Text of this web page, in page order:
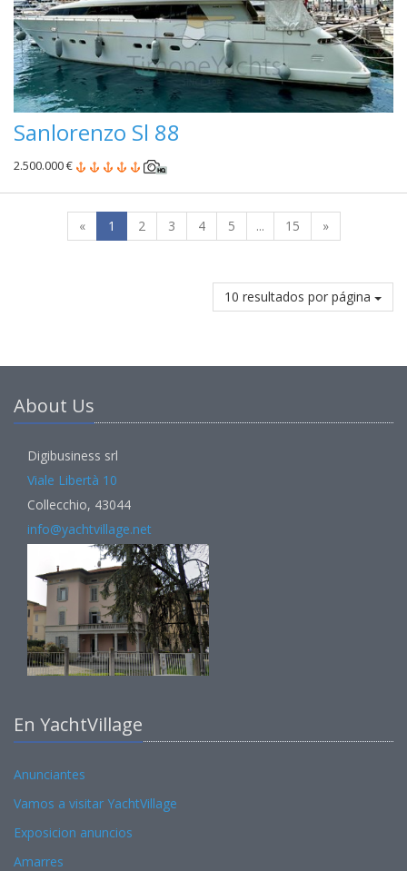
Sanlorenzo Sl 88
2.500.000 €
« 1 2 3 4 5 ... 15 »
10 resultados por página
About Us
Digibusiness srl
Viale Libertà 10
Collecchio, 43044
info@yachtvillage.net
En YachtVillage
Anunciantes
Vamos a visitar YachtVillage
Exposicion anuncios
Amarres